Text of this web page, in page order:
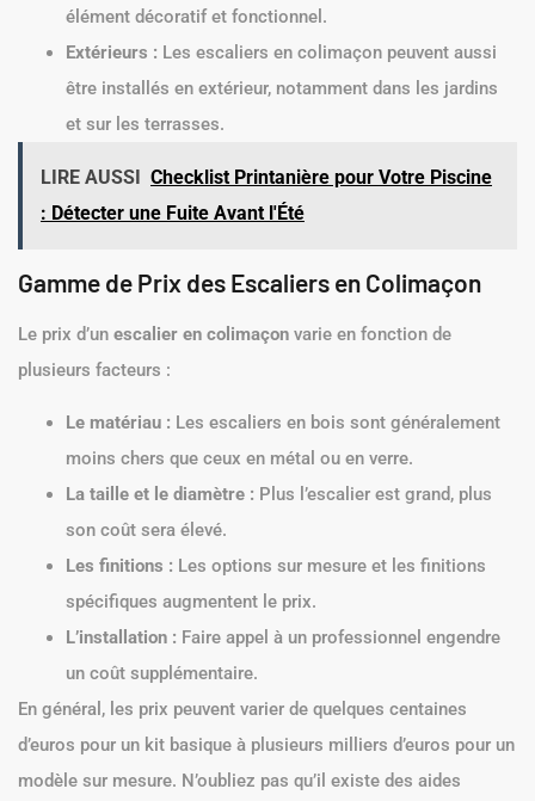
élément décoratif et fonctionnel.
Extérieurs : Les escaliers en colimaçon peuvent aussi
être installés en extérieur, notamment dans les jardins
et sur les terrasses.
LIRE AUSSI Checklist Printanière pour Votre Piscine
: Détecter une Fuite Avant l'Été
Gamme de Prix des Escaliers en Colimaçon
Le prix d’un escalier en colimaçon varie en fonction de
plusieurs facteurs :
Le matériau : Les escaliers en bois sont généralement
moins chers que ceux en métal ou en verre.
La taille et le diamètre : Plus l’escalier est grand, plus
son coût sera élevé.
Les finitions : Les options sur mesure et les finitions
spécifiques augmentent le prix.
L’installation : Faire appel à un professionnel engendre
un coût supplémentaire.
En général, les prix peuvent varier de quelques centaines
d’euros pour un kit basique à plusieurs milliers d’euros pour un
modèle sur mesure. N’oubliez pas qu’il existe des aides